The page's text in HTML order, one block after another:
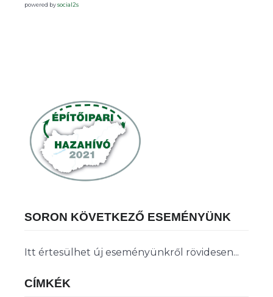
powered bysocial2s
SORON KÖVETKEZŐ ESEMÉNYÜNK
Itt értesülhet új eseményünkről rövidesen...
CÍMKÉK